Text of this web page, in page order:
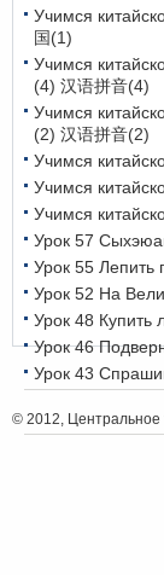
Учимся
国(1)
Учимся
(4) 汉语拼音(4)
Учимся
(2) 汉语拼音(2)
Учимся
Учимся
Учимся
Урок 57
Урок 55 Лепить
Урок 52 На
Урок 48 Купить
Урок 46
Урок 43
© 2012,